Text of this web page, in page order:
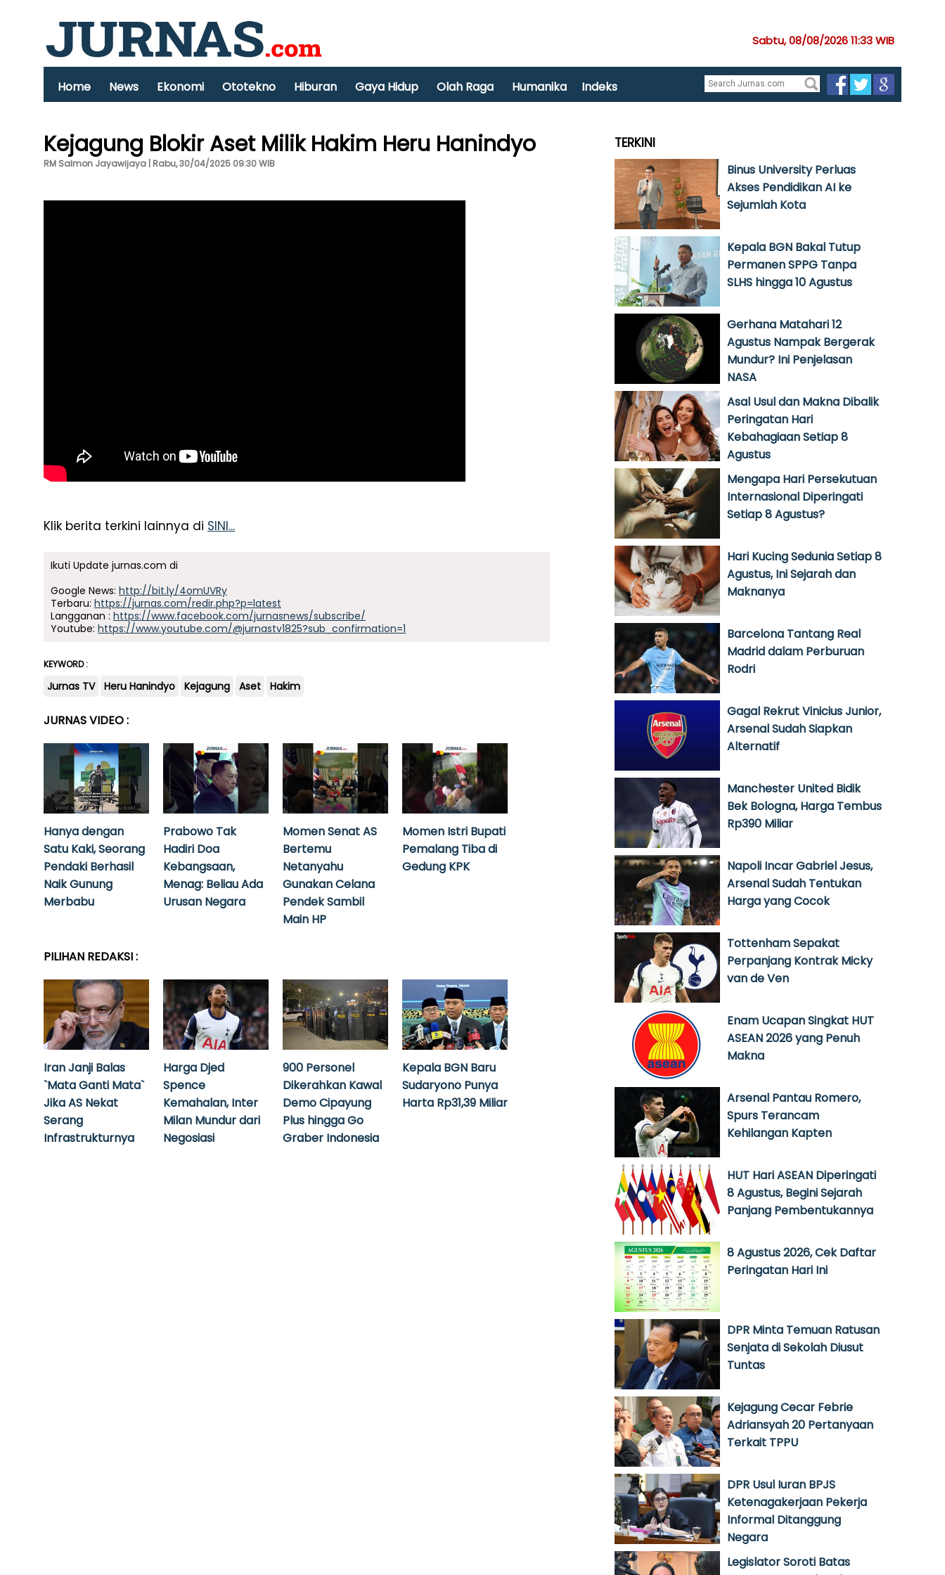
Sabtu, 08/08/2026 11:33 WIB
Home News Ekonomi Ototekno Hiburan Gaya Hidup Olah Raga Humanika Indeks
Kejagung Blokir Aset Milik Hakim Heru Hanindyo
RM Salmon Jayawijaya | Rabu, 30/04/2025 09:30 WIB
Klik berita terkini lainnya di SINI...
Ikuti Update jurnas.com di
Google News: http://bit.ly/4omUVRy
Terbaru: https://jurnas.com/redir.php?p=latest
Langganan : https://www.facebook.com/jurnasnews/subscribe/
Youtube: https://www.youtube.com/@jurnastv1825?sub_confirmation=1
KEYWORD :
Jurnas TV Heru Hanindyo Kejagung Aset Hakim
JURNAS VIDEO :
Hanya dengan
Satu Kaki, Seorang
Pendaki Berhasil
Naik Gunung
Merbabu
Prabowo Tak
Hadiri Doa
Kebangsaan,
Menag: Beliau Ada
Urusan Negara
Momen Senat AS
Bertemu
Netanyahu
Gunakan Celana
Pendek Sambil
Main HP
Momen Istri Bupati
Pemalang Tiba di
Gedung KPK
PILIHAN REDAKSI :
Iran Janji Balas
`Mata Ganti Mata`
Jika AS Nekat
Serang
Infrastrukturnya
Harga Djed
Spence
Kemahalan, Inter
Milan Mundur dari
Negosiasi
900 Personel
Dikerahkan Kawal
Demo Cipayung
Plus hingga Go
Graber Indonesia
Kepala BGN Baru
Sudaryono Punya
Harta Rp31,39 Miliar
TERKINI
Binus University Perluas
Akses Pendidikan AI ke
Sejumlah Kota
Kepala BGN Bakal Tutup
Permanen SPPG Tanpa
SLHS hingga 10 Agustus
Gerhana Matahari 12
Agustus Nampak Bergerak
Mundur? Ini Penjelasan
NASA
Asal Usul dan Makna Dibalik
Peringatan Hari
Kebahagiaan Setiap 8
Agustus
Mengapa Hari Persekutuan
Internasional Diperingati
Setiap 8 Agustus?
Hari Kucing Sedunia Setiap 8
Agustus, Ini Sejarah dan
Maknanya
Barcelona Tantang Real
Madrid dalam Perburuan
Rodri
Gagal Rekrut Vinicius Junior,
Arsenal Sudah Siapkan
Alternatif
Manchester United Bidik
Bek Bologna, Harga Tembus
Rp390 Miliar
Napoli Incar Gabriel Jesus,
Arsenal Sudah Tentukan
Harga yang Cocok
Tottenham Sepakat
Perpanjang Kontrak Micky
van de Ven
Enam Ucapan Singkat HUT
ASEAN 2026 yang Penuh
Makna
Arsenal Pantau Romero,
Spurs Terancam
Kehilangan Kapten
HUT Hari ASEAN Diperingati
8 Agustus, Begini Sejarah
Panjang Pembentukannya
8 Agustus 2026, Cek Daftar
Peringatan Hari Ini
DPR Minta Temuan Ratusan
Senjata di Sekolah Diusut
Tuntas
Kejagung Cecar Febrie
Adriansyah 20 Pertanyaan
Terkait TPPU
DPR Usul Iuran BPJS
Ketenagakerjaan Pekerja
Informal Ditanggung
Negara
Legislator Soroti Batas